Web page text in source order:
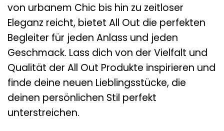
von urbanem Chic bis hin zu zeitloser
Eleganz reicht, bietet All Out die perfekten
Begleiter für jeden Anlass und jeden
Geschmack. Lass dich von der Vielfalt und
Qualität der All Out Produkte inspirieren und
finde deine neuen Lieblingsstücke, die
deinen persönlichen Stil perfekt
unterstreichen.